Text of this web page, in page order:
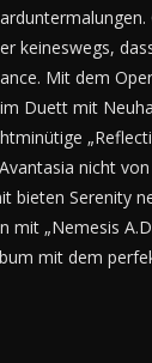
Mit dem
Duett mit
nicht
Serenity
„Nemesis
mit dem